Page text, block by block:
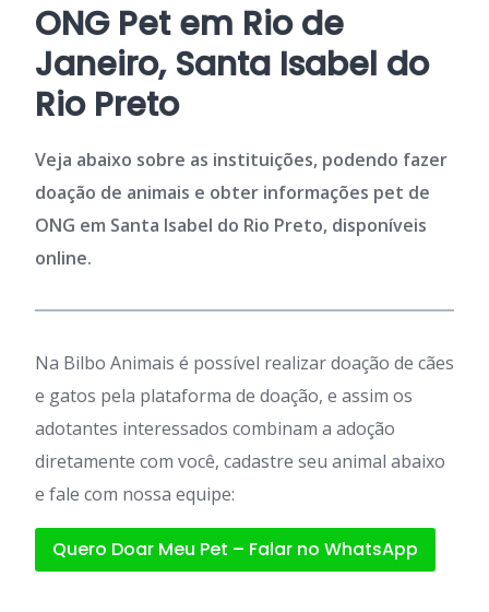
ONG Pet em Rio de
Janeiro, Santa Isabel do
Rio Preto
Veja abaixo sobre as instituições, podendo fazer
doação de animais e obter informações pet de
ONG em Santa Isabel do Rio Preto, disponíveis
online.
Na Bilbo Animais é possível realizar doação de cães
e gatos pela plataforma de doação, e assim os
adotantes interessados combinam a adoção
diretamente com você, cadastre seu animal abaixo
e fale com nossa equipe:
Quero Doar Meu Pet – Falar no WhatsApp